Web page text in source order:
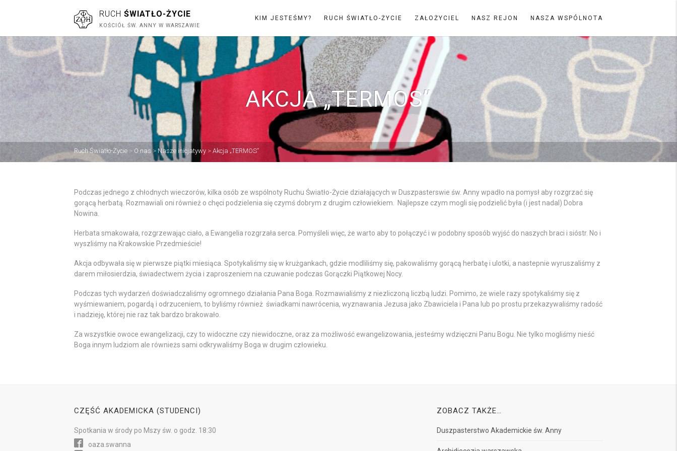
RUCH ŚWIATŁO-ŻYCIE
KOŚCIÓŁ ŚW. ANNY W WARSZAWIE
KIM JESTEŚMY? RUCH ŚWIATŁO-ŻYCIE ZAŁOŻYCIEL NASZ REJON NASZA WSPÓLNOTA
AKCJA „TERMOS”
Ruch Światło-Życie > O nas > Nasze inicjatywy > Akcja „TERMOS”
Podczas jednego z chłodnych wieczorów, kilka osób ze wspólnoty Ruchu Światło-Życie działających w Duszpasterswie św. Anny wpadło na pomysł aby rozgrzać się
gorącą herbatą. Rozmawiali oni również o chęci podzielenia się czymś dobrym z drugim człowiekiem. Najlepsze czym mogli się podzielić była (i jest nadal) Dobra
Nowina.
Herbata smakowała, rozgrzewając ciało, a Ewangelia rozgrzała serca. Pomyśleli więc, że warto aby to połączyć i w podobny sposób wyjść do naszych braci i sióstr. No i
wyszliśmy na Krakowskie Przedmieście!
Akcja odbywała się w pierwsze piątki miesiąca. Spotykaliśmy się w krużgankach, gdzie modliliśmy się, pakowaliśmy gorącą herbatę i ulotki, a nastepnie wyruszaliśmy z
darem miłosierdzia, świadectwem życia i zaproszeniem na czuwanie podczas Gorączki Piątkowej Nocy.
Podczas tych wydarzeń doświadczaliśmy ogromnego działania Pana Boga. Rozmawialiśmy z niezliczoną liczbą ludzi. Pomimo, że wiele razy spotykaliśmy się z
wyśmiewaniem, pogardą i odrzuceniem, to byliśmy również świadkami nawrócenia, wyznawania Jezusa jako Zbawiciela i Pana lub po prostu przekazywaliśmy radość
i nadzieję, której nie raz tak bardzo brakowało.
Za wszystkie owoce ewangelizacji, czy to widoczne czy niewidoczne, oraz za możliwość ewangelizowania, jesteśmy wdzięczni Panu Bogu. Nie tylko mogliśmy nieść
Boga innym ludziom ale równieżs sami odkrywaliśmy Boga w drugim człowieku.
CZĘŚĆ AKADEMICKA (STUDENCI)
Spotkania w środypo Mszy św. o godz. 18:30
oaza.swanna
ZOBACZ TAKŻE…
Duszpasterstwo Akademickie św. Anny